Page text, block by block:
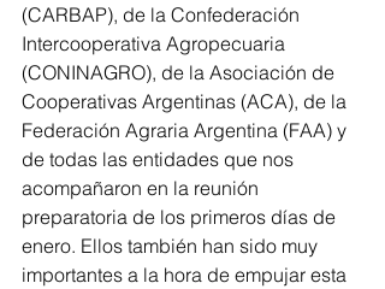
(CARBAP), de la Confederación
Intercooperativa Agropecuaria
(CONINAGRO), de la Asociación de
Cooperativas Argentinas (ACA), de la
Federación Agraria Argentina (FAA) y
de todas las entidades que nos
acompañaron en la reunión
preparatoria de los primeros días de
enero. Ellos también han sido muy
importantes a la hora de empujar esta